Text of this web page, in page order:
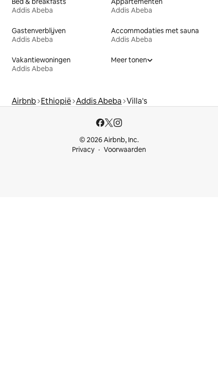
Addis Abeba
Addis Abeba
Gastenverblijven
Addis Abeba
Accommodaties met sauna
Addis Abeba
Vakantiewoningen
Addis Abeba
Meer tonen
Airbnb Ethiopië Addis Abeba Villa's
© 2026 Airbnb, Inc.
Privacy
Voorwaarden